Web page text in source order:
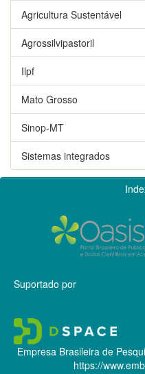
Agricultura Sustentável
Agrossilvipastoril
Ilpf
Mato Grosso
Sinop-MT
Sistemas integrados
Suportado por
Empresa Brasileira de
https://